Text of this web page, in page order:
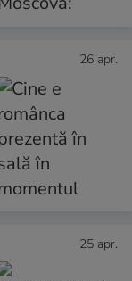
26 apr.
25 apr.